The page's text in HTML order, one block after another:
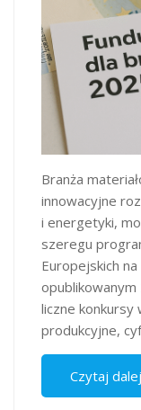
Branża
innowacyjne
i energetyki,
szeregu
Europejskich
liczne konkursy
produkcyjne,
Czytaj dalej